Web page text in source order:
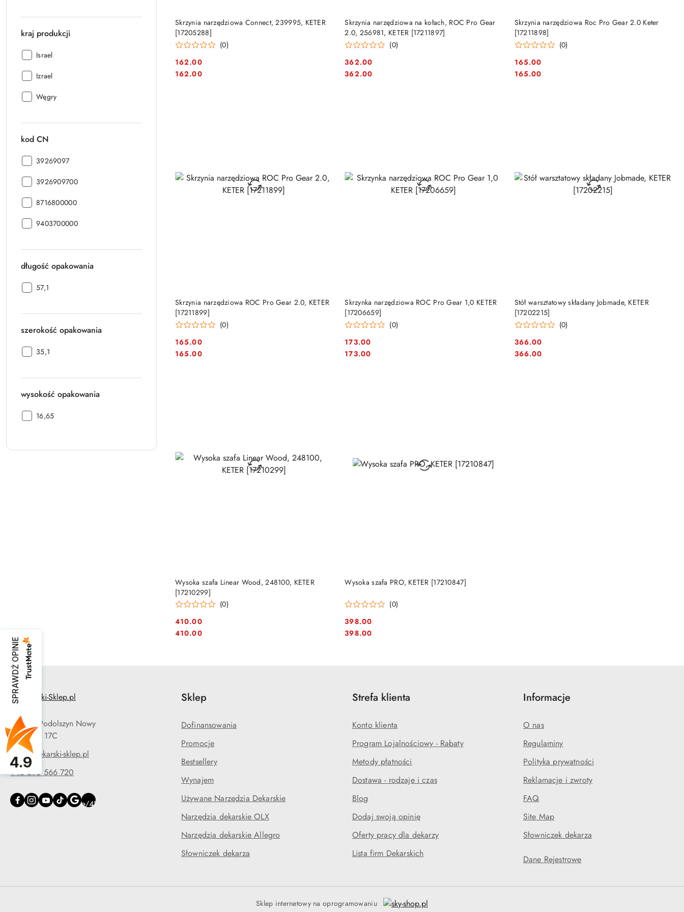
SPRAWDŹ OPINIE
4.9
kraj produkcji
kraj
Israel
kraj
Izrael
kraj
Węgry
kod CN
kod
39269097
kod
3926909700
kod
8716800000
kod
9403700000
długość opakowania
długość
57,1
szerokość opakowania
szerokość
35,1
wysokość opakowania
wysokość
16,65
Skrzynia narzędziowa Connect, 239995, KETER
[17205288]
(0)
Cena:
162.00
Cena:
162.00
PRODUKT NIEDOSTĘPNY
Skrzynia narzędziowa na kołach, ROC Pro Gear
2.0, 256981, KETER [17211897]
(0)
Cena:
362.00
Cena:
362.00
PRODUKT NIEDOSTĘPNY
Skrzynia narzędziowa Roc Pro Gear 2.0 Keter
[17211898]
(0)
Cena:
165.00
Cena:
165.00
PRODUKT NIEDOSTĘPNY
Skrzynia narzędziowa ROC Pro Gear 2.0, KETER
[17211899]
(0)
Cena:
165.00
Cena:
165.00
PRODUKT NIEDOSTĘPNY
Skrzynka narzędziowa ROC Pro Gear 1,0 KETER
[17206659]
(0)
Cena:
173.00
Cena:
173.00
PRODUKT NIEDOSTĘPNY
Stół warsztatowy składany Jobmade, KETER
[17202215]
(0)
Cena:
366.00
Cena:
366.00
PRODUKT NIEDOSTĘPNY
Wysoka szafa Linear Wood, 248100, KETER
[17210299]
(0)
Cena:
410.00
Cena:
410.00
PRODUKT NIEDOSTĘPNY Wysoka szafa PRO, KETER [17210847]
(0)
Cena:
398.00
Cena:
398.00
PRODUKT NIEDOSTĘPNY
05-090 Podolszyn Nowy
ul. Długa 17C
biuro@dekarski-sklep.pl
+48 690 566 720
Sklep
Dofinansowania
Promocje
Bestsellery
Wynajem
Używane Narzędzia Dekarskie
Narzędzia dekarskie OLX
Narzędzia dekarskie Allegro
Słowniczek dekarza
Strefa klienta
Konto klienta
Program Lojalnościowy - Rabaty
Metody płatności
Dostawa - rodzaje i czas
Blog
Dodaj swoją opinię
Oferty pracy dla dekarzy
Lista firm Dekarskich
Informacje
O nas
Regulaminy
Polityka prywatności
Reklamacje i zwroty
FAQ
Site Map
Słowniczek dekarza
Dane Rejestrowe
Sklep internetowy na oprogramowaniu